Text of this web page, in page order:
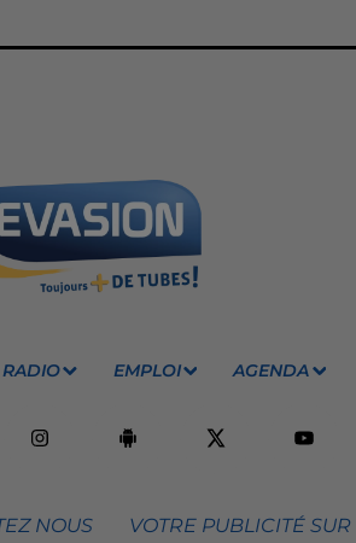
RADIO EMPLOI AGENDA
NOUS VOTRE PUBLICITÉ